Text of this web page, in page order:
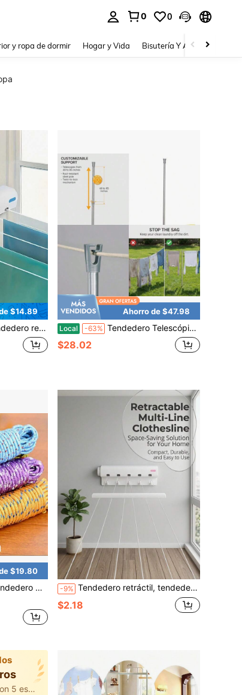
0 0
y ropa de dormir Hogar y Vida Bisutería Y Accesorios
$14.89
la pared con gancho, expandible hasta 12.3 pies, instalación con perforación
Ahorro de $47.98
Local -63% Tendedero Telescópico de Exterior para el Hogar con Poste de Acero, Ojal Roscado y Montaje con Estaca, Plateado
$28.02
$19.80
Apto para secar edredones y ropa, elección de color aleatorio
-9% Tendedero retráctil, tendedero de pared, tendedero mágico, tendedero retráctil, tendedero retráctil, tendedero, cuerda, (Color de pinza aleatorio.)
$2.18
500+ usuarios le dieron 5 estrellas